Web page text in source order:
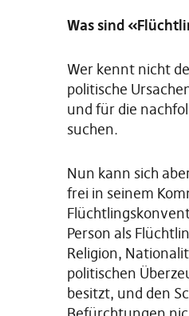
Was sind
Wer kennt nicht
politische
und für die
suchen.
Nun kann sich
frei in seinem
Person als
Religion,
politischen
besitzt, und den